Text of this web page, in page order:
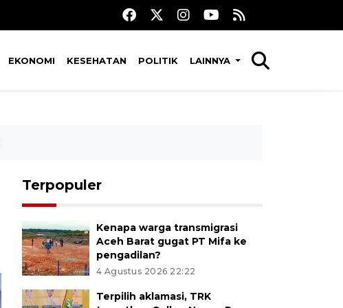
EKONOMI KESEHATAN POLITIK LAINNYA
Terpopuler
Kenapa warga transmigrasi
Aceh Barat gugat PT Mifa ke
pengadilan?
4 Agustus 2026 22:22
Terpilih aklamasi, TRK